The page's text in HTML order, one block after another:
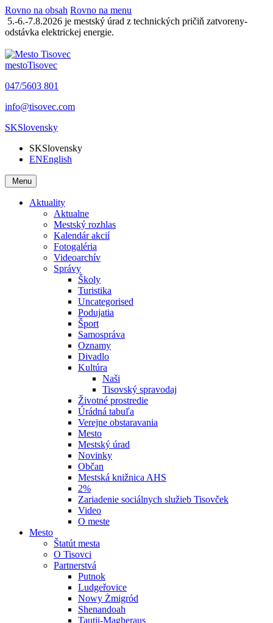
Rovno na obsah Rovno na menu
5.-6.-7.8.2026 je mestský úrad z technických pričiň zatvoreny-
odstávka elektrickej energie.
mestoTisovec
047/5603 801
info@tisovec.com
SKSlovensky
SKSlovensky
ENEnglish
Menu
Aktuality
Aktualne
Mestský rozhlas
Kalendár akcií
Fotogaléria
Videoarchív
Správy
Školy
Turistika
Uncategorised
Podujatia
Šport
Samospráva
Oznamy
Divadlo
Kultúra
Naši
Tisovský spravodaj
Životné prostredie
Úrádná tabuľa
Verejne obstaravania
Mesto
Mestský úrad
Novinky
Občan
Mestská knižnica AHS
2%
Zariadenie sociálnych služieb Tisovček
Video
O meste
Mesto
Štatút mesta
O Tisovci
Partnerstvá
Putnok
Ludgeřovice
Nowy Żmigród
Shenandoah
Tautii-Magheraus